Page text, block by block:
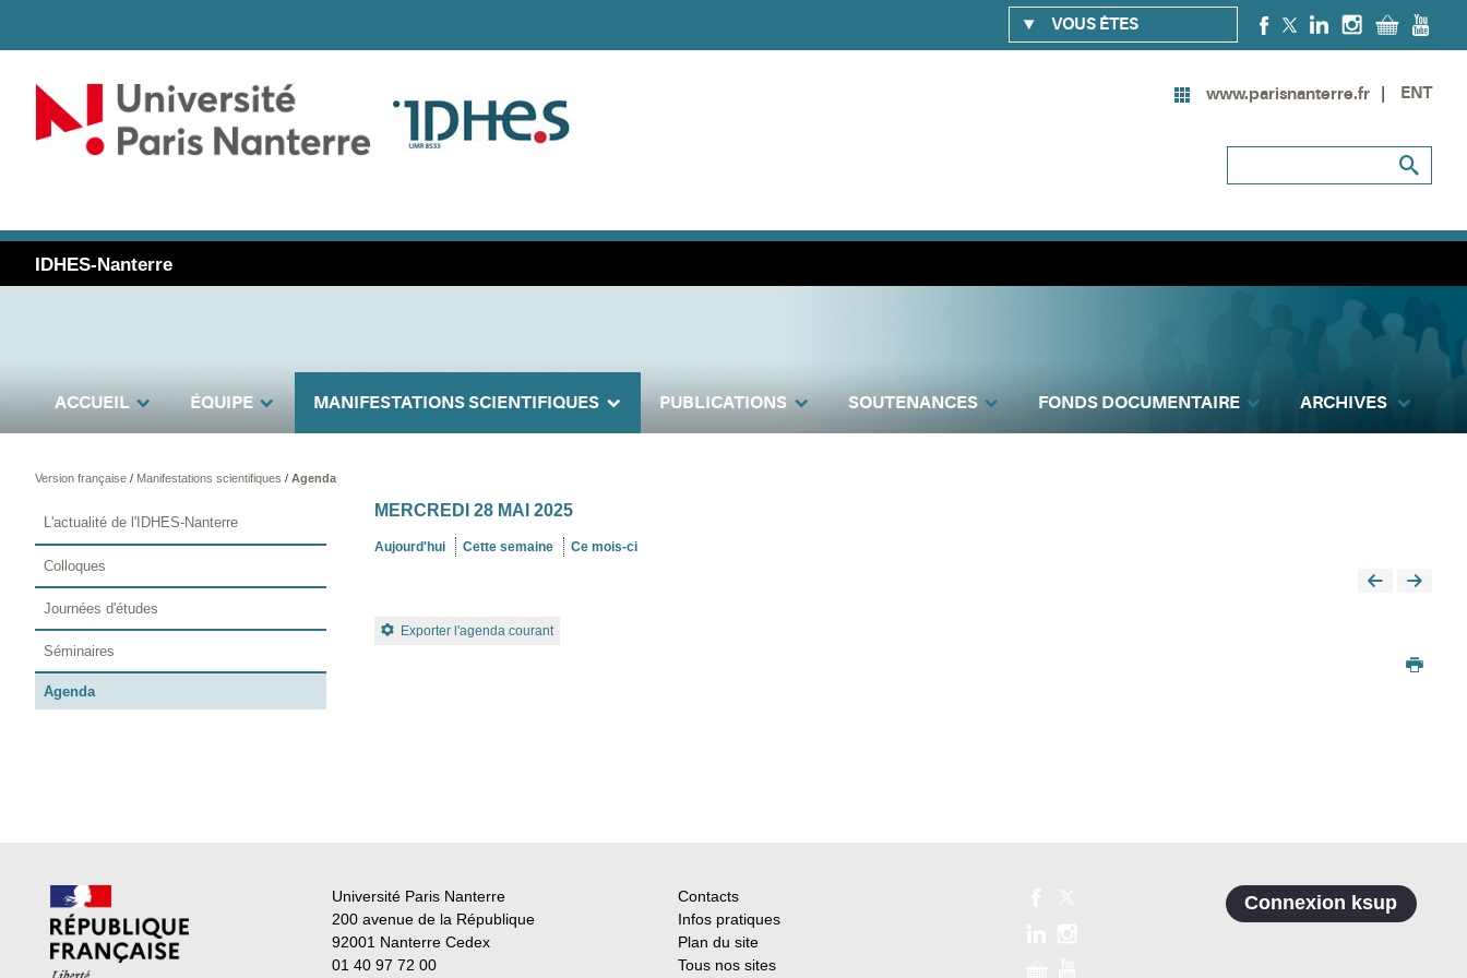
VOUS ÊTES
www.parisnanterre.fr ENT
IDHES-Nanterre
ACCUEIL ÉQUIPE MANIFESTATIONS SCIENTIFIQUES PUBLICATIONS SOUTENANCES FONDS DOCUMENTAIRE ARCHIVES
Version française/ Manifestations scientifiques/ Agenda
MERCREDI 28 MAI 2025
Aujourd'hui Cette semaine Ce mois-ci
Exporter l'agenda courant
L'actualité de l'IDHES-Nanterre
Colloques
Journées d'études
Séminaires
Agenda
Université Paris Nanterre
200 avenue de la République
92001 Nanterre Cedex
01 40 97 72 00
Contacts
Infos pratiques
Plan du site
Tous nos sites
Connexion ksup